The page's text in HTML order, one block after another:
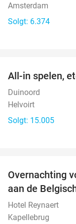
Amsterdam
Solgt: 6.374
All-in spelen,
Duinoord
Helvoirt
Solgt: 15.005
Overnachting
aan de
Hotel Reynaert
Kapellebrug